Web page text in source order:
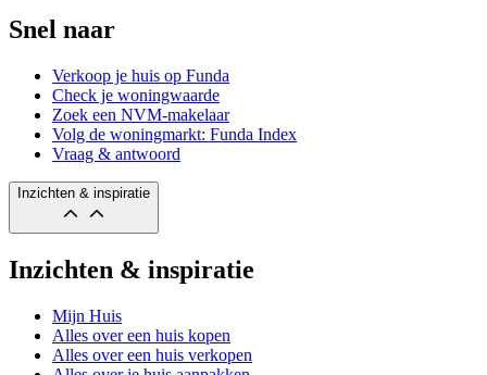
Snel naar
Verkoop je huis op Funda
Check je woningwaarde
Zoek een NVM-makelaar
Volg de woningmarkt: Funda Index
Vraag & antwoord
Inzichten & inspiratie
Inzichten & inspiratie
Mijn Huis
Alles over een huis kopen
Alles over een huis verkopen